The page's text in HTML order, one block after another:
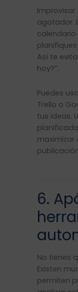
Improvisar
agotador.
Así te
hoy?”.
Puedes
Trello o
tus ideas.
6.
No tienes
Existen
permiten